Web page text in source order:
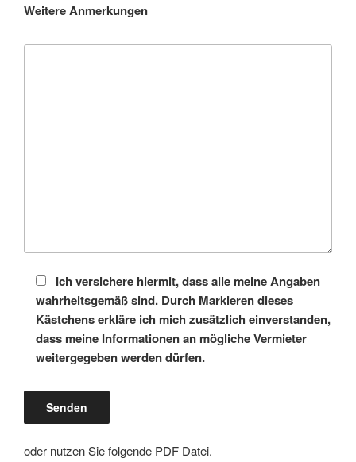
Weitere Anmerkungen
Ich versichere hiermit, dass alle meine Angaben
wahrheitsgemäß sind. Durch Markieren dieses
Kästchens erkläre ich mich zusätzlich einverstanden,
dass meine Informationen an mögliche Vermieter
weitergegeben werden dürfen.
oder nutzen Sie folgende PDF Datei.